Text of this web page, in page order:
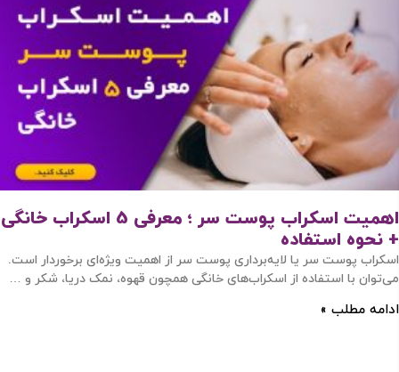
اهمیت اسکراب پوست سر ؛ معرفی 5 اسکراب خانگی
+ نحوه استفاده
اسکراب پوست سر یا لایه‌برداری پوست سر از اهمیت ویژه‌ای برخوردار است.
می‌توان با استفاده از اسکراب‌های خانگی همچون قهوه، نمک دریا، شکر و …
ادامه مطلب »